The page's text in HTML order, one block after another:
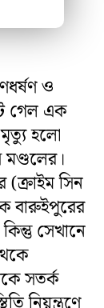
ও
গেল এক
হলো
(ক্রাইম সিন
বারুইপুরের
সেখানে
সতর্ক